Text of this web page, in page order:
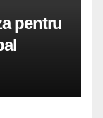
pentru